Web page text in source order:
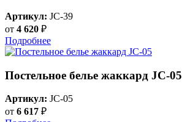
Артикул: JC-39
от 4 620 ₽
Подробнее
Постельное белье жаккард JC-05
Артикул: JC-05
от 6 617 ₽